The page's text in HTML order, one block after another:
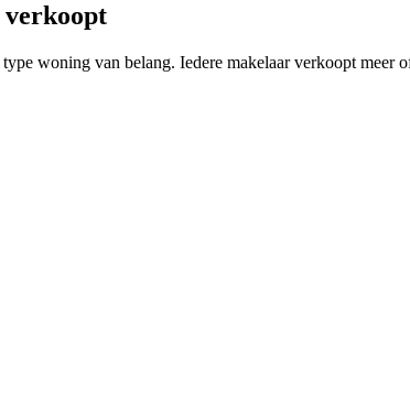
verkoopt
woning van belang. Iedere makelaar verkoopt